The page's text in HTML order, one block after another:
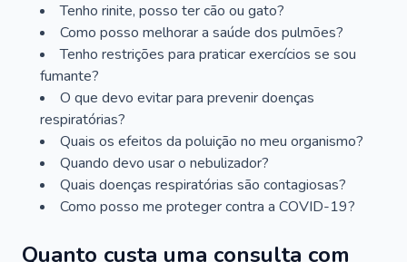
Tenho rinite, posso ter cão ou gato?
Como posso melhorar a saúde dos pulmões?
Tenho restrições para praticar exercícios se sou
fumante?
O que devo evitar para prevenir doenças
respiratórias?
Quais os efeitos da poluição no meu organismo?
Quando devo usar o nebulizador?
Quais doenças respiratórias são contagiosas?
Como posso me proteger contra a COVID-19?
Quanto custa uma consulta com